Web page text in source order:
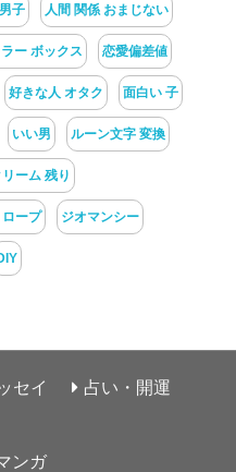
子 人間 関係 おまじない
ー ボックス 恋愛偏差値
好きな人 オタク 面白い 子
いい男 ルーン文字 変換
ーム 残り
ープ ジオマンシー
セイ
占い・開運
ンガ